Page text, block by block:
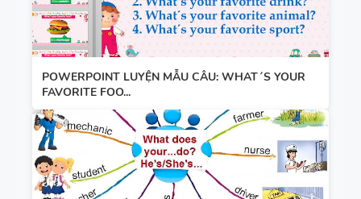
POWERPOINT LUYỆN MẪU CÂU: WHAT´S YOUR
FAVORITE FOO...